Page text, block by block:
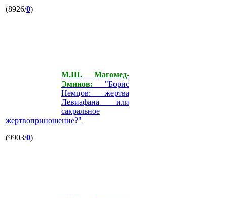
(8926/0)
М.Ш. Магомед-
Эминов: "Борис
Немцов: жертва
Левиафана или
сакральное
жертвоприношение?"
(9903/0)